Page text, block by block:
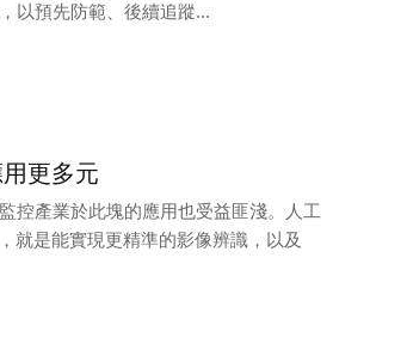
以預先防範、後續追蹤...
更多元
控產業於此塊的應用也受益匪淺。人工
就是能實現更精準的影像辨識，以及